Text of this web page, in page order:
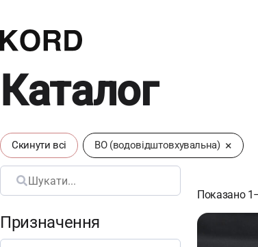
Каталог
Скинути всі ВО (водовідштовхувальна) ×
Пошук
Призначення
Показано